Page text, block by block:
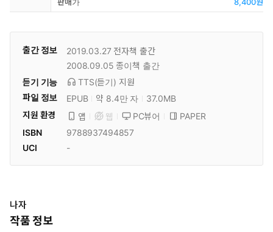
출간 정보 2019.03.27 전자책 출간
2008.09.05 종이책 출간
듣기 기능
TTS(듣기) 지원
파일 정보
EPUB 약 8.4만 자
37.0MB
지원 환경
앱 웹 PC뷰어
PAPER
ISBN
9788937494857
UCI
-
나자
작품 정보